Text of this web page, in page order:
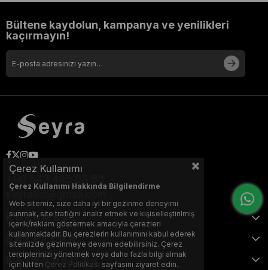
Bültene kaydolun, kampanya ve yenilikleri
kaçırmayın!
seyraltd@gmail.com
KURUMSAL
SAYFALAR
KATEGORİLER
Çerez Kullanımı
Çerez Kullanımı Hakkında Bilgilendirme
Web sitemiz, size daha iyi bir gezinme deneyimi
sunmak, site trafiğini analiz etmek ve kişiselleştirilmiş
içerik/reklam göstermek amacıyla çerezleri
kullanmaktadır. Bu çerezlerin kullanımını kabul ederek
sitemizde gezinmeye devam edebilirsiniz. Çerez
terciplerinizi yönetmek veya daha fazla bilgi almak
için lütfen Çerez Politikası sayfasını ziyaret edin.